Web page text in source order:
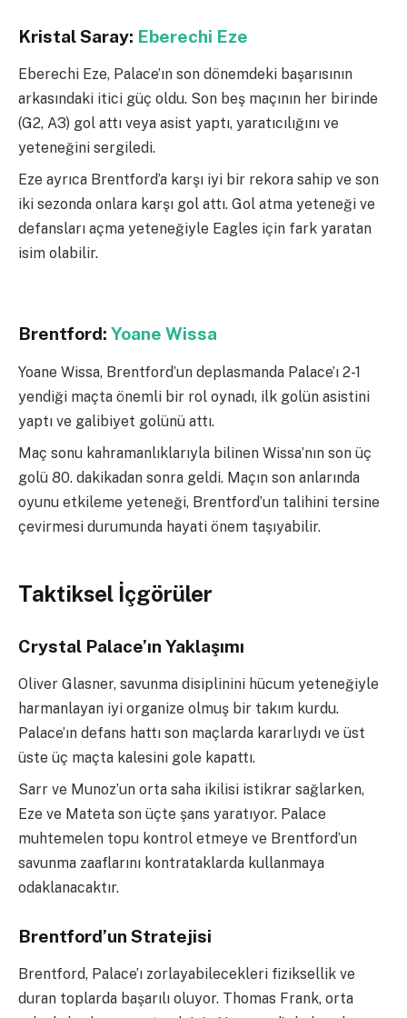
Kristal Saray: Eberechi Eze
Eberechi Eze, Palace’ın son dönemdeki başarısının
arkasındaki itici güç oldu. Son beş maçının her birinde
(G2, A3) gol attı veya asist yaptı, yaratıcılığını ve
yeteneğini sergiledi.
Eze ayrıca Brentford’a karşı iyi bir rekora sahip ve son
iki sezonda onlara karşı gol attı. Gol atma yeteneği ve
defansları açma yeteneğiyle Eagles için fark yaratan
isim olabilir.
Brentford: Yoane Wissa
Yoane Wissa, Brentford’un deplasmanda Palace’ı 2-1
yendiği maçta önemli bir rol oynadı, ilk golün asistini
yaptı ve galibiyet golünü attı.
Maç sonu kahramanlıklarıyla bilinen Wissa’nın son üç
golü 80. dakikadan sonra geldi. Maçın son anlarında
oyunu etkileme yeteneği, Brentford’un talihini tersine
çevirmesi durumunda hayati önem taşıyabilir.
Taktiksel İçgörüler
Crystal Palace’ın Yaklaşımı
Oliver Glasner, savunma disiplinini hücum yeteneğiyle
harmanlayan iyi organize olmuş bir takım kurdu.
Palace’ın defans hattı son maçlarda kararlıydı ve üst
üste üç maçta kalesini gole kapattı.
Sarr ve Munoz’un orta saha ikilisi istikrar sağlarken,
Eze ve Mateta son üçte şans yaratıyor. Palace
muhtemelen topu kontrol etmeye ve Brentford’un
savunma zaaflarını kontrataklarda kullanmaya
odaklanacaktır.
Brentford’un Stratejisi
Brentford, Palace’ı zorlayabilecekleri fiziksellik ve
duran toplarda başarılı oluyor. Thomas Frank, orta